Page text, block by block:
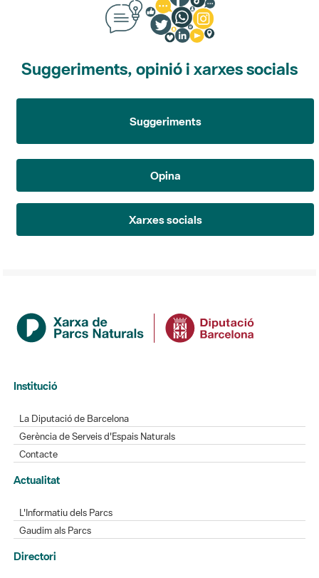
Suggeriments, opinió i xarxes socials
Suggeriments
Opina
Xarxes socials
Institució
La Diputació de Barcelona
Gerència de Serveis d'Espais Naturals
Contacte
Actualitat
L'Informatiu dels Parcs
Gaudim als Parcs
Directori